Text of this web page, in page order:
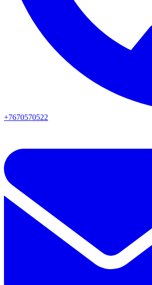
+7670570522